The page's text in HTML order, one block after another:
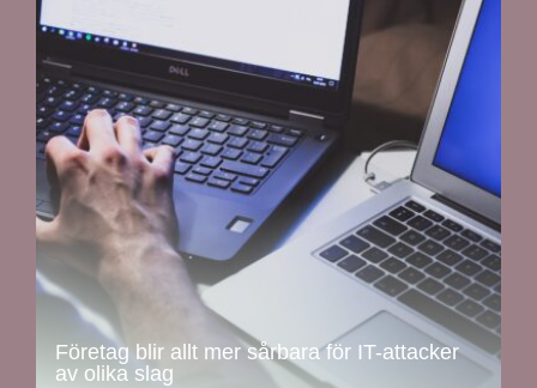
Företag blir allt mer sårbara för IT-attacker
av olika slag